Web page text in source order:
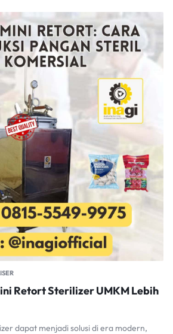
Retort Sterilizer UMKM Lebih
dapat menjadi solusi di era modern,